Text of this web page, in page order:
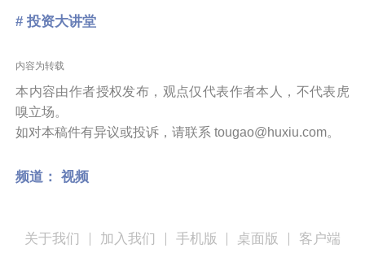
# 投资大讲堂
内容为转载
本内容由作者授权发布，观点仅代表作者本人，不代表虎
嗅立场。
如对本稿件有异议或投诉，请联系 tougao@huxiu.com。
频道： 视频
关于我们 加入我们 手机版 桌面版 客户端